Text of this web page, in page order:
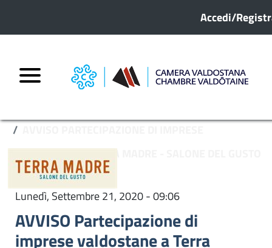
Menu
Accedi/
VALDOSTANE A TERRA MADRE - SALONE DEL GUSTO
2020
Lunedì, Settembre 21, 2020 - 09:06
AVVISO Partecipazione di
imprese valdostane a Terra